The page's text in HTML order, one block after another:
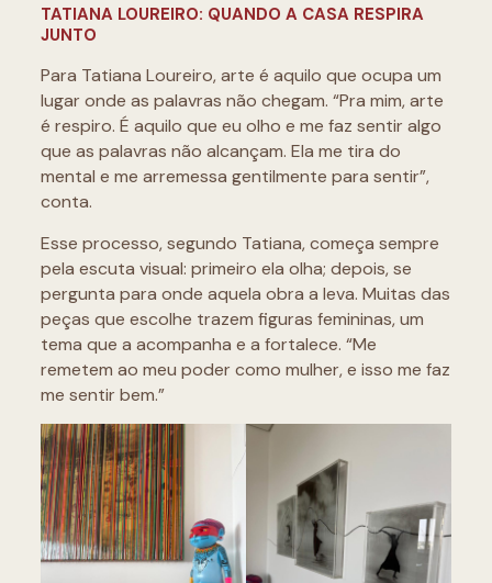
TATIANA LOUREIRO: QUANDO A CASA RESPIRA
JUNTO
Para Tatiana Loureiro, arte é aquilo que ocupa um
lugar onde as palavras não chegam. “Pra mim, arte
é respiro. É aquilo que eu olho e me faz sentir algo
que as palavras não alcançam. Ela me tira do
mental e me arremessa gentilmente para sentir”,
conta.
Esse processo, segundo Tatiana, começa sempre
pela escuta visual: primeiro ela olha; depois, se
pergunta para onde aquela obra a leva. Muitas das
peças que escolhe trazem figuras femininas, um
tema que a acompanha e a fortalece. “Me
remetem ao meu poder como mulher, e isso me faz
me sentir bem.”